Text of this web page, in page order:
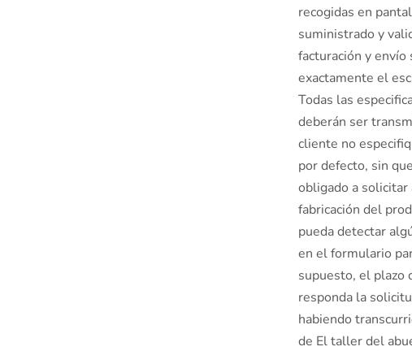
recogidas en
suministrado y
facturación y
exactamente el
Todas las
deberán ser
cliente no
por defecto, sin
obligado a
fabricación del
pueda detectar
en el formulario
supuesto, el plazo
responda la
habiendo
de El taller del